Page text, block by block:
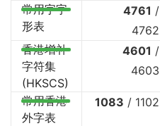
常用字字
形表
4761 /
4762
香港增补
字符集
(HKSCS)
4601 /
4603
常用香港
外字表
1083 / 1102